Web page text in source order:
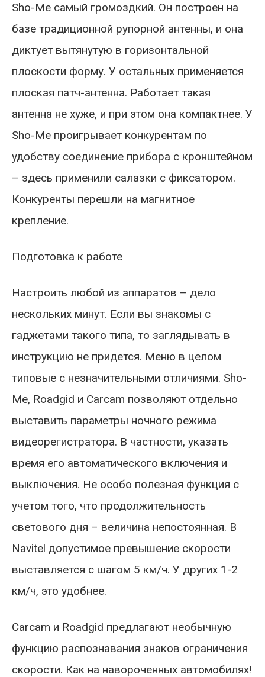
Sho-Me самый громоздкий. Он построен на
базе традиционной рупорной антенны, и она
диктует вытянутую в горизонтальной
плоскости форму. У остальных применяется
плоская патч-антенна. Работает такая
антенна не хуже, и при этом она компактнее. У
Sho-Me проигрывает конкурентам по
удобству соединение прибора с кронштейном
– здесь применили салазки с фиксатором.
Конкуренты перешли на магнитное
крепление.
Подготовка к работе
Настроить любой из аппаратов – дело
нескольких минут. Если вы знакомы с
гаджетами такого типа, то заглядывать в
инструкцию не придется. Меню в целом
типовые с незначительными отличиями. Sho-
Me, Roadgid и Carcam позволяют отдельно
выставить параметры ночного режима
видеорегистратора. В частности, указать
время его автоматического включения и
выключения. Не особо полезная функция с
учетом того, что продолжительность
светового дня – величина непостоянная. В
Navitel допустимое превышение скорости
выставляется с шагом 5 км/ч. У других 1-2
км/ч, это удобнее.
Carcam и Roadgid предлагают необычную
функцию распознавания знаков ограничения
скорости. Как на навороченных автомобилях!